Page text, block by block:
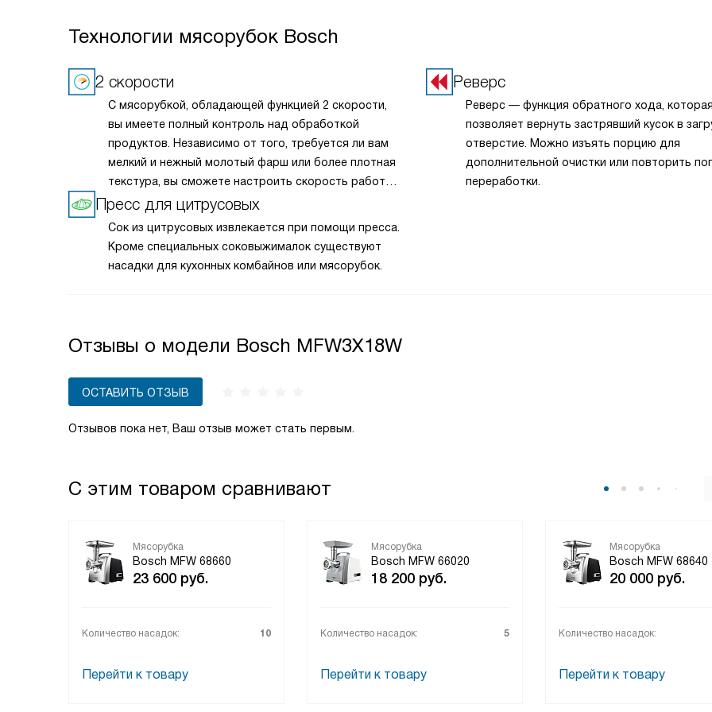
Технологии мясорубок Bosch
2 скорости
С мясорубкой, обладающей функцией 2 скорости,
вы имеете полный контроль над обработкой
продуктов. Независимо от того, требуется ли вам
мелкий и нежный молотый фарш или более плотная
текстура, вы сможете настроить скорость работы в
соответствии с вашими кулинарными
Пресс для цитрусовых
Сок из цитрусовых извлекается при помощи пресса.
Кроме специальных соковыжималок существуют
насадки для кухонных комбайнов или мясорубок.
Реверс
Реверс — функция обратного хода, которая
позволяет вернуть застрявший кусок в
отверстие. Можно изъять порцию для
дополнительной очистки или повторить
переработки.
Отзывы о модели Bosch MFW3X18W
ОСТАВИТЬ ОТЗЫВ
Отзывов пока нет, Ваш отзыв может стать первым.
С этим товаром сравнивают
Мясорубка
Bosch MFW 68660
23 600 руб.
Количество насадок: 10
Перейти к товару
Мясорубка
Bosch MFW 66020
18 200 руб.
Количество насадок: 5
Перейти к товару
Мясорубка
Bosch MFW 68640
20 000 руб.
Количество насадок:
Перейти к товару